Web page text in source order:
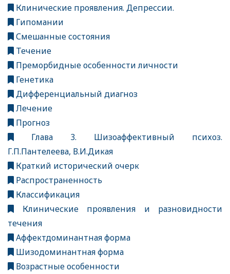
Клинические проявления. Депрессии.
Гипомании
Смешанные состояния
Течение
Преморбидные особенности личности
Генетика
Дифференциальный диагноз
Лечение
Прогноз
Глава 3. Шизоаффективный психоз.
Г.П.Пантелеева, В.И.Дикая
Краткий исторический очерк
Распространенность
Классификация
Клинические проявления и разновидности
течения
Аффектдоминантная форма
Шизодоминантная форма
Возрастные особенности